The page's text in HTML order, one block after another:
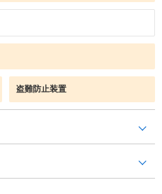
盗難防止装置